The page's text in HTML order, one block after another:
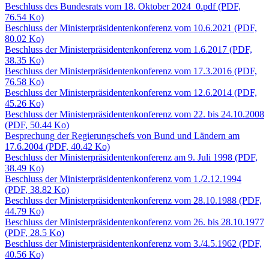
Beschluss des Bundesrats vom 18. Oktober 2024_0.pdf(PDF,
76.54 Ko)
Beschluss der Ministerpräsidentenkonferenz vom 10.6.2021 (PDF,
80.02 Ko)
Beschluss der Ministerpräsidentenkonferenz vom 1.6.2017 (PDF,
38.35 Ko)
Beschluss der Ministerpräsidentenkonferenz vom 17.3.2016 (PDF,
76.58 Ko)
Beschluss der Ministerpräsidentenkonferenz vom 12.6.2014 (PDF,
45.26 Ko)
Beschluss der Ministerpräsidentenkonferenz vom 22. bis 24.10.2008
(PDF, 50.44 Ko)
Besprechung der Regierungschefs von Bund und Ländern am
17.6.2004 (PDF, 40.42 Ko)
Beschluss der Ministerpräsidentenkonferenz am 9. Juli 1998 (PDF,
38.49 Ko)
Beschluss der Ministerpräsidentenkonferenz vom 1./2.12.1994
(PDF, 38.82 Ko)
Beschluss der Ministerpräsidentenkonferenz vom 28.10.1988 (PDF,
44.79 Ko)
Beschluss der Ministerpräsidentenkonferenz vom 26. bis 28.10.1977
(PDF, 28.5 Ko)
Beschluss der Ministerpräsidentenkonferenz vom 3./4.5.1962 (PDF,
40.56 Ko)